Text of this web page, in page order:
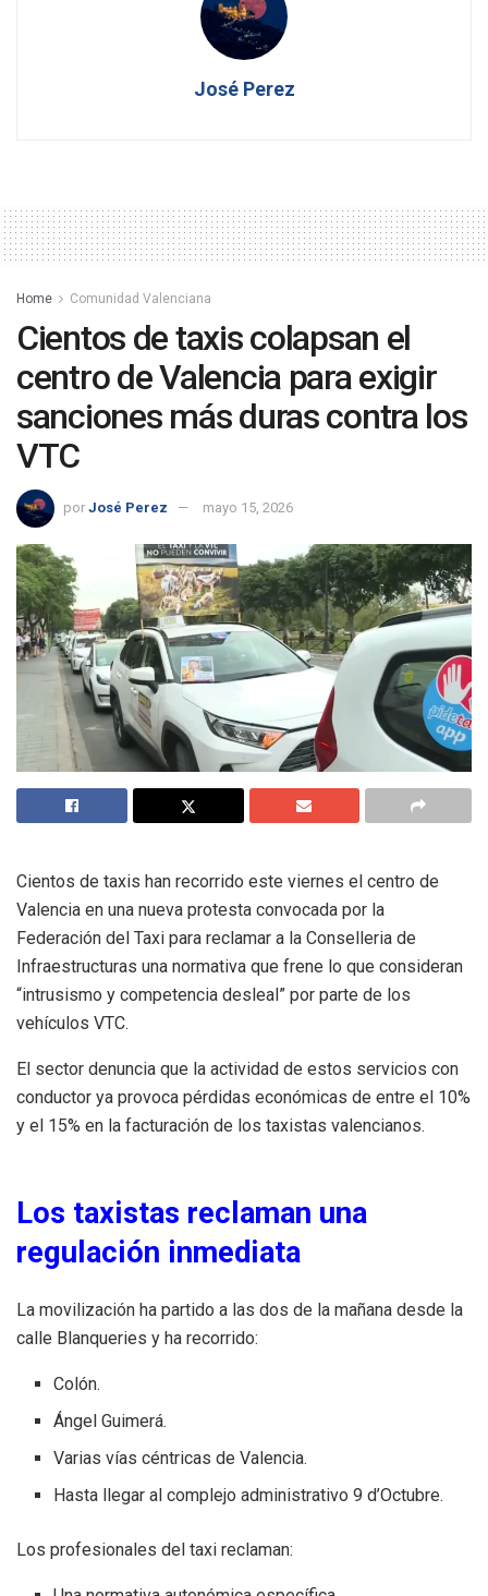
José Perez
Home Comunidad Valenciana
Cientos de taxis colapsan el
centro de Valencia para exigir
sanciones más duras contra los
VTC
por José Perez mayo 15, 2026
Cientos de taxis han recorrido este viernes el centro de
Valencia en una nueva protesta convocada por la
Federación del Taxi para reclamar a la Conselleria de
Infraestructuras una normativa que frene lo que consideran
“intrusismo y competencia desleal” por parte de los
vehículos VTC.
El sector denuncia que la actividad de estos servicios con
conductor ya provoca pérdidas económicas de entre el 10%
y el 15% en la facturación de los taxistas valencianos.
Los taxistas reclaman una
regulación inmediata
La movilización ha partido a las dos de la mañana desde la
calle Blanqueries y ha recorrido:
Colón.
Ángel Guimerá.
Varias vías céntricas de Valencia.
Hasta llegar al complejo administrativo 9 d’Octubre.
Los profesionales del taxi reclaman: